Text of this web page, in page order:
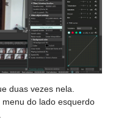
duas vezes nela.
menu do lado esquerdo